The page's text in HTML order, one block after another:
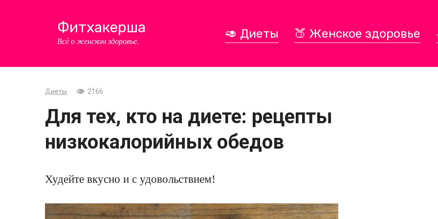
Фитхакерша
Всё о женском здоровье.
🥑 Диеты 🍑 Женское здоровье
Диеты 2166
Для тех, кто на диете: рецепты
низкокалорийных обедов
Худейте вкусно и с удовольствием!